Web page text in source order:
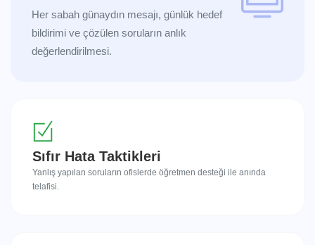
Her sabah günaydın mesajı, günlük hedef
bildirimi ve çözülen soruların anlık
değerlendirilmesi.
Sıfır Hata Taktikleri
Yanlış yapılan soruların ofislerde öğretmen desteği ile anında
telafisi.